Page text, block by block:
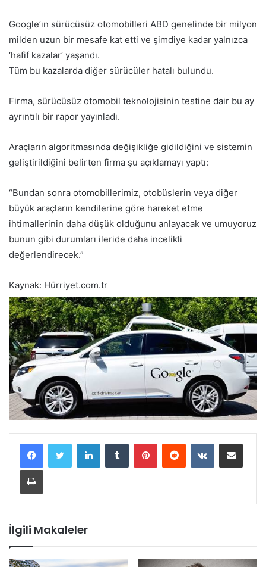
Google’ın sürücüsüz otomobilleri ABD genelinde bir milyon
milden uzun bir mesafe kat etti ve şimdiye kadar yalnızca
‘hafif kazalar’ yaşandı.
Tüm bu kazalarda diğer sürücüler hatalı bulundu.
Firma, sürücüsüz otomobil teknolojisinin testine dair bu ay
ayrıntılı bir rapor yayınladı.
Araçların algoritmasında değişikliğe gidildiğini ve sistemin
geliştirildiğini belirten firma şu açıklamayı yaptı:
“Bundan sonra otomobillerimiz, otobüslerin veya diğer
büyük araçların kendilerine göre hareket etme
ihtimallerinin daha düşük olduğunu anlayacak ve umuyoruz
bunun gibi durumları ileride daha incelikli
değerlendirecek.”
Kaynak: Hürriyet.com.tr
İlgili Makaleler